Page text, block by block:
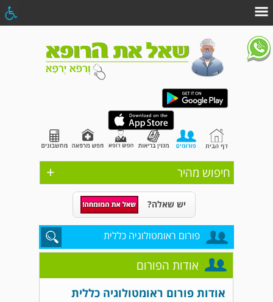
+ חיפוש מהיר
יש שאלה?
פורום ראומטולוגיה כללית
אודות הפורום
אודות פורום ראומטולוגיה כללית